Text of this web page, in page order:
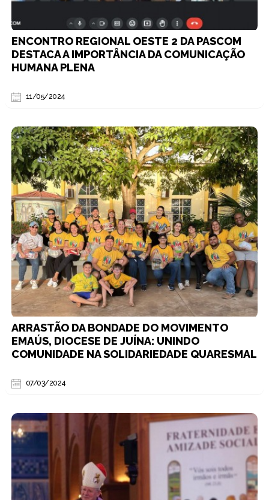
ENCONTRO REGIONAL OESTE 2 DA PASCOM
DESTACA A IMPORTÂNCIA DA COMUNICAÇÃO
HUMANA PLENA
11/05/2024
ARRASTÃO DA BONDADE DO MOVIMENTO
EMAÚS, DIOCESE DE JUÍNA: UNINDO
COMUNIDADE NA SOLIDARIEDADE QUARESMAL
07/03/2024